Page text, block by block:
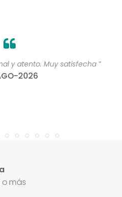
y atento. Muy satisfecha ”
2026
más